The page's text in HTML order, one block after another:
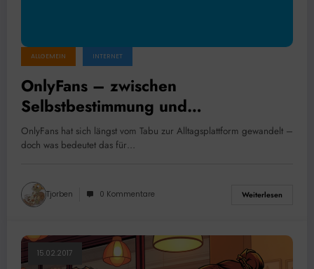
ALLGEMEIN INTERNET
OnlyFans – zwischen
Selbstbestimmung und
Selbstobjektifizierung
OnlyFans hat sich längst vom Tabu zur Alltagsplattform gewandelt –
doch was bedeutet das für…
Tjorben 0 Kommentare Weiterlesen
15.02.2017